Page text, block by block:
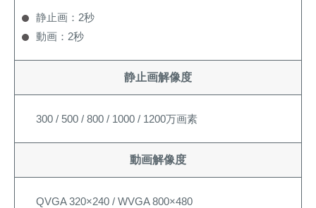
静止画：2秒
動画：2秒
静止画解像度
300 / 500 / 800 / 1000 / 1200万画素
動画解像度
QVGA 320×240 / WVGA 800×480